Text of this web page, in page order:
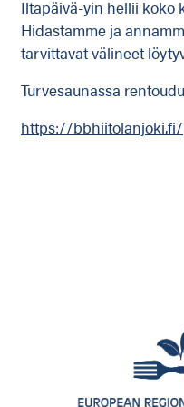
Iltapäivä-yin hellii koko
Hidastamme ja
tarvittavat välineet
Turvesaunassa
https://bbhiitolanjoki.fi/